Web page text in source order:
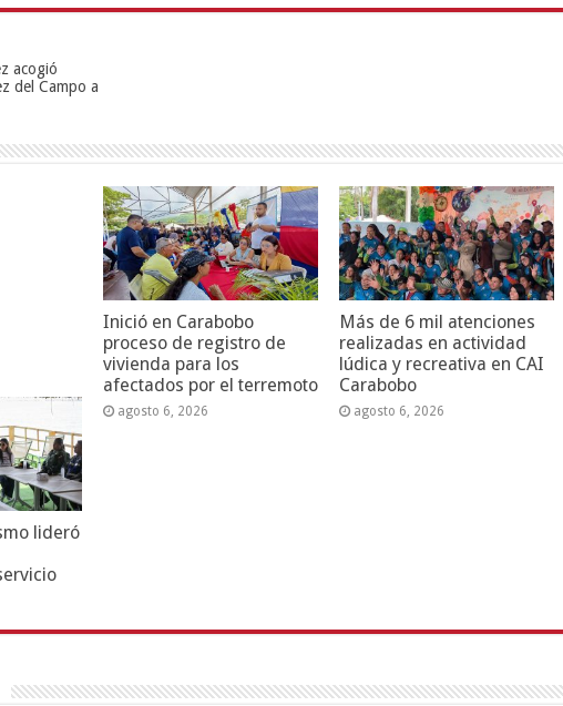
acogió
del Campo a
Inició en Carabobo
proceso de registro de
vivienda para los
afectados por el terremoto
agosto 6, 2026
Más de 6 mil atenciones
realizadas en actividad
lúdica y recreativa en CAI
Carabobo
agosto 6, 2026
lideró